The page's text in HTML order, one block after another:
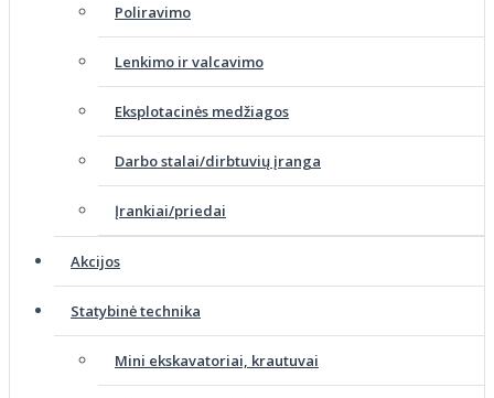
Poliravimo
Lenkimo ir valcavimo
Eksplotacinės medžiagos
Darbo stalai/dirbtuvių įranga
Įrankiai/priedai
Akcijos
Statybinė technika
Mini ekskavatoriai, krautuvai